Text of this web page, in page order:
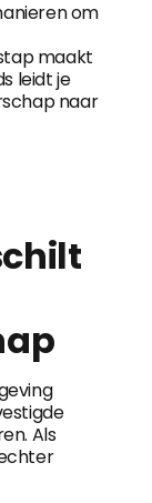
om
maakt
leidt je
naar
Als